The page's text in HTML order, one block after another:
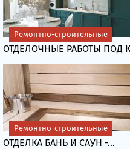
ОТДЕЛОЧНЫЕ РАБОТЫ ПОД
Ремонтно-строительные
ОТДЕЛКА БАНЬ И САУН -...
Ремонтно-строительные